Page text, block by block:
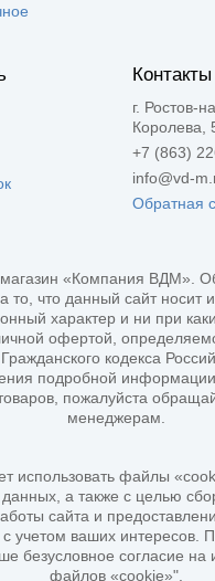
Контакты
г. Ростов-
Королева,
+7 (863)
info@vd-
Обратная
«Компания ВДМ».
то, что данный сайт носит
характер и ни при
офертой,
кодекса
подробной
пожалуйста
менеджерам.
использовать файлы
а также с целью
сайта и
учетом ваших интересов.
безусловное согласие на
файлов «cookie»".